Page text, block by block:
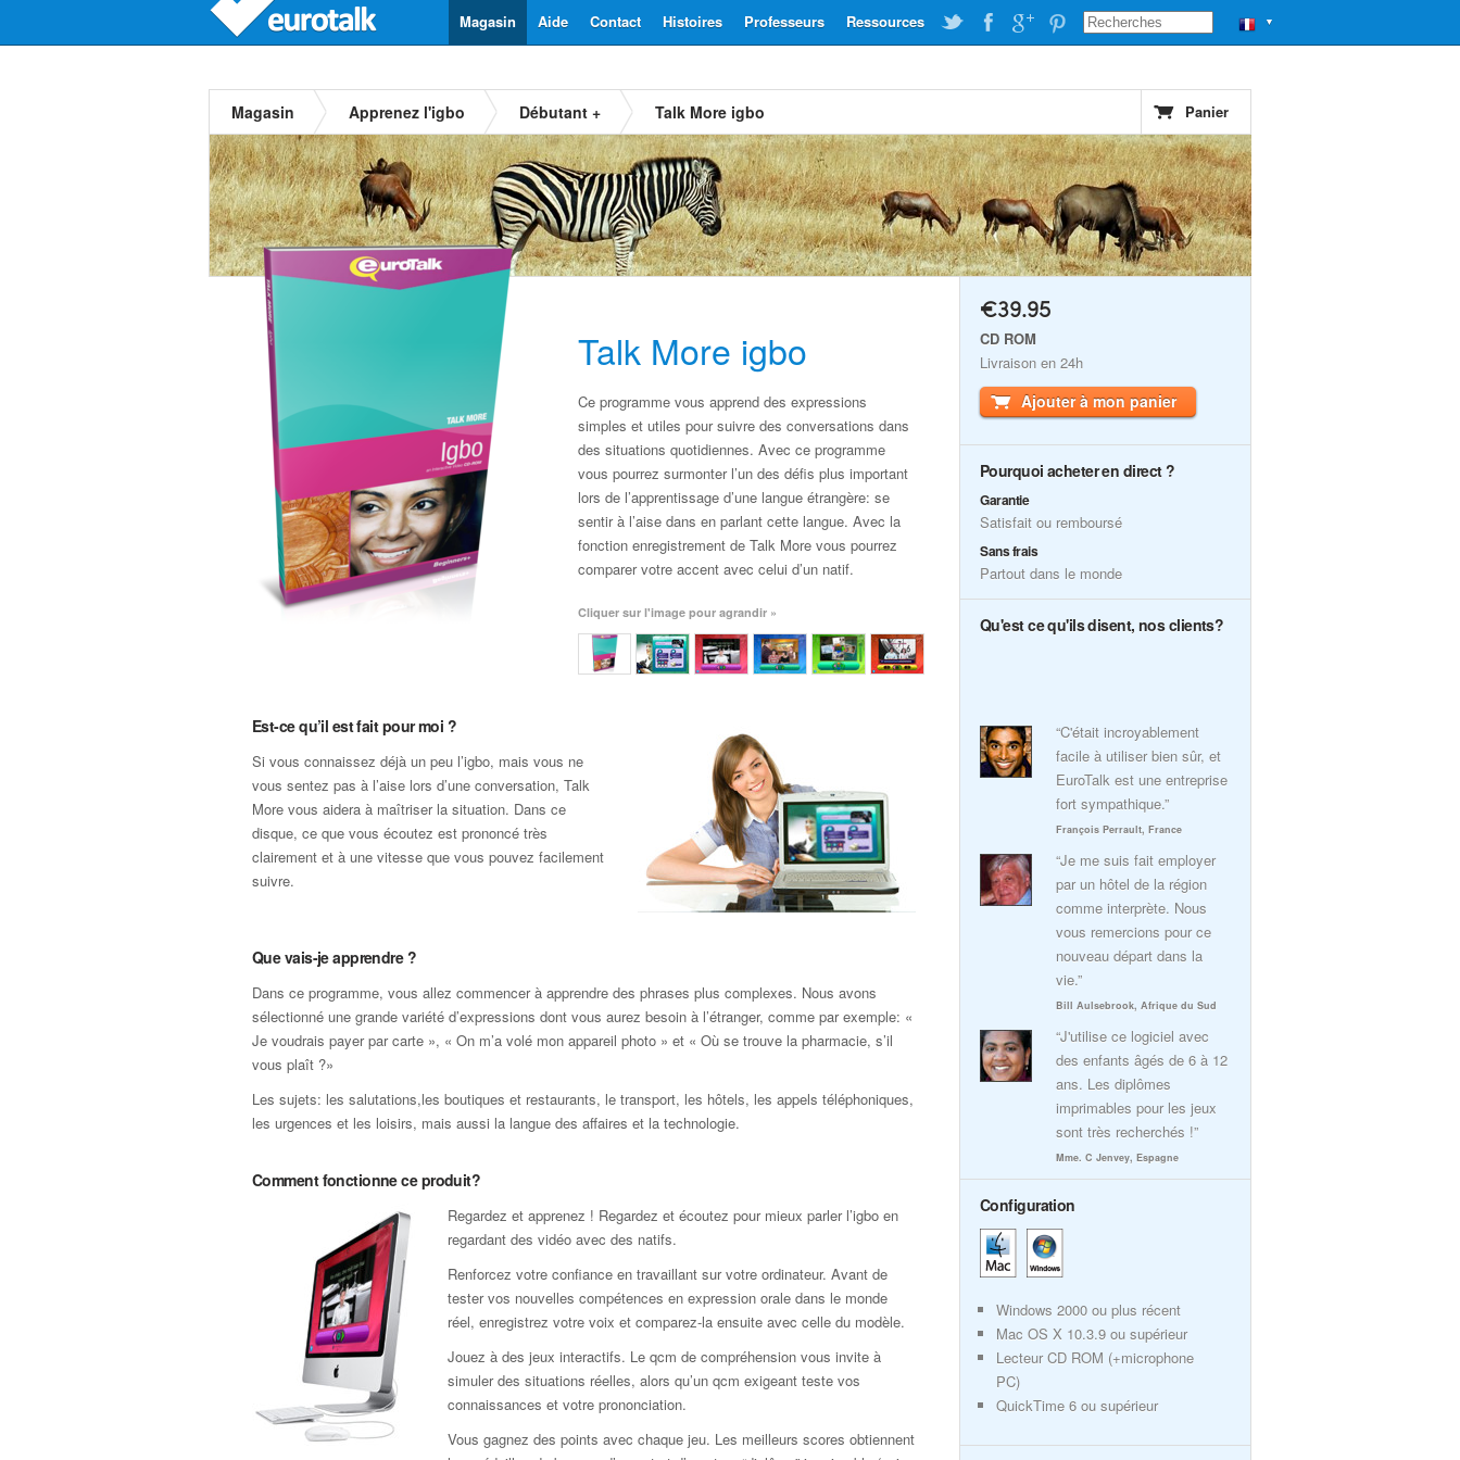
▼
Ressources
Professeurs
Histoires
Contact
Aide
Magasin
Magasin Apprenez l'igbo Débutant + Talk More igbo Panier
Talk More igbo
Ce programme vous apprend des expressions
simples et utiles pour suivre des conversations dans
des situations quotidiennes. Avec ce programme
vous pourrez surmonter l’un des défis plus important
lors de l’apprentissage d’une langue étrangère: se
sentir à l’aise dans en parlant cette langue. Avec la
fonction enregistrement de Talk More vous pourrez
comparer votre accent avec celui d’un natif.
Cliquer sur l'image pour agrandir »
Est-ce qu’il est fait pour moi ?
Si vous connaissez déjà un peu l’igbo, mais vous ne
vous sentez pas à l’aise lors d’une conversation, Talk
More vous aidera à maîtriser la situation. Dans ce
disque, ce que vous écoutez est prononcé très
clairement et à une vitesse que vous pouvez facilement
suivre.
Que vais-je apprendre ?
Dans ce programme, vous allez commencer à apprendre des phrases plus complexes. Nous avons
sélectionné une grande variété d’expressions dont vous aurez besoin à l’étranger, comme par exemple: «
Je voudrais payer par carte », « On m’a volé mon appareil photo » et « Où se trouve la pharmacie, s’il
vous plaît ?»
Les sujets: les salutations,les boutiques et restaurants, le transport, les hôtels, les appels téléphoniques,
les urgences et les loisirs, mais aussi la langue des affaires et la technologie.
Comment fonctionne ce produit?
Regardez et apprenez ! Regardez et écoutez pour mieux parler l’igbo en
regardant des vidéo avec des natifs.
Renforcez votre confiance en travaillant sur votre ordinateur. Avant de
tester vos nouvelles compétences en expression orale dans le monde
réel, enregistrez votre voix et comparez-la ensuite avec celle du modèle.
Jouez à des jeux interactifs. Le qcm de compréhension vous invite à
simuler des situations réelles, alors qu’un qcm exigeant teste vos
connaissances et votre prononciation.
Vous gagnez des points avec chaque jeu. Les meilleurs scores obtiennent
€39.95
CD ROM
Livraison en 24h
Ajouter à mon panier
Pourquoi acheter en direct ?
Garantie
Satisfait ou remboursé
Sans frais
Partout dans le monde
Qu'est ce qu'ils disent, nos clients?
“C'était incroyablement
facile à utiliser bien sûr, et
EuroTalk est une entreprise
fort sympathique.”
François Perrault, France
“Je me suis fait employer
par un hôtel de la région
comme interprète. Nous
vous remercions pour ce
nouveau départ dans la
vie.”
Bill Aulsebrook, Afrique du Sud
“J'utilise ce logiciel avec
des enfants âgés de 6 à 12
ans. Les diplômes
imprimables pour les jeux
sont très recherchés !”
Mme. C Jenvey, Espagne
Configuration
Windows 2000 ou plus récent
Mac OS X 10.3.9 ou supérieur
Lecteur CD ROM (+microphone
PC)
QuickTime 6 ou supérieur